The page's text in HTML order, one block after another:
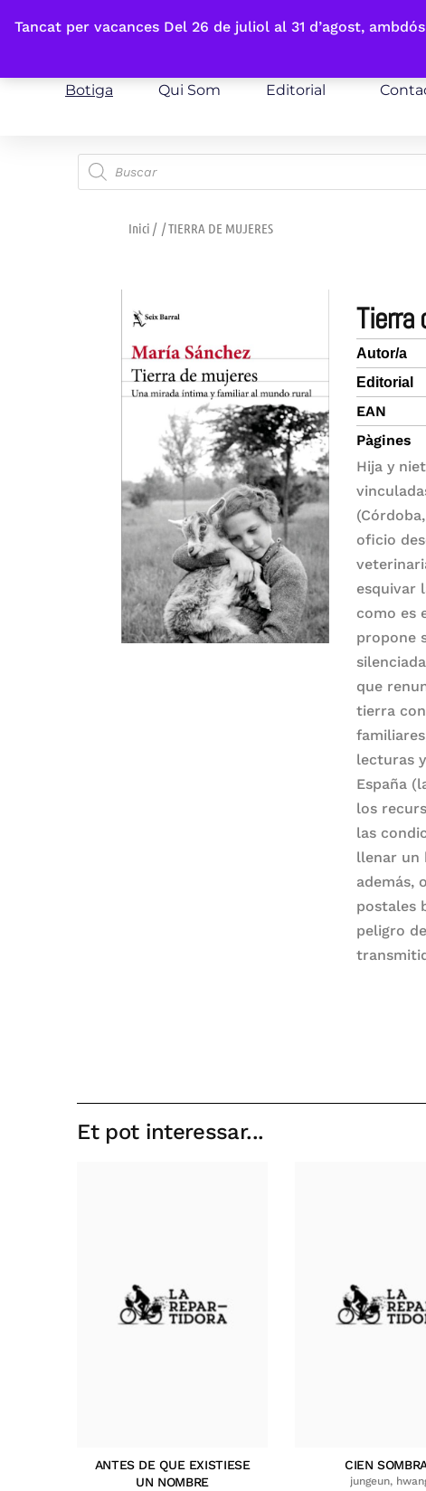
Tancat per vacances Del 26 de juliol al 31 d’agost,
Fes-te'n sòcia
Botiga Qui Som Editorial
Inici / / TIERRA DE MUJERES
Autor/a
Editorial
EAN
Pàgines
Hija y
oficio
esquivar
como es
propone
que
tierra
lecturas
España
los
las
llenar un
además,
postales
peligro
Et pot interessar...
ANTES DE QUE EXISTIESE
UN NOMBRE
CIEN
jungeun,